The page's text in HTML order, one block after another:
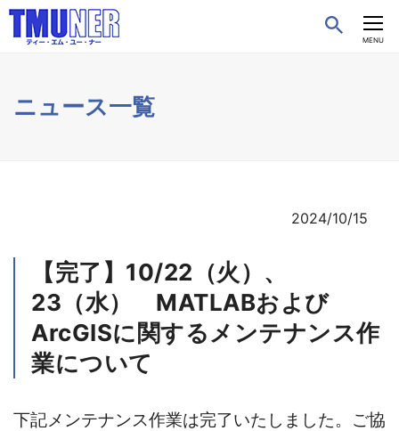
CLOSE
MENU
ニュース一覧
2024/10/15
【完了】10/22（火）、
23（水） MATLABおよび
ArcGISに関するメンテナンス作
業について
下記メンテナンス作業は完了いたしました。ご協